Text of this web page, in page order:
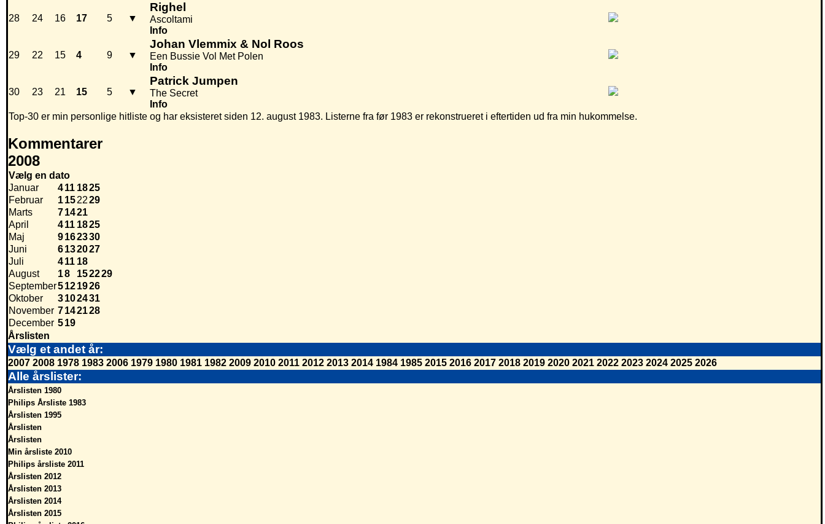
28 24 16 17 5 ▼
Righel
Ascoltami
Info
29 22 15 4 9 ▼
Johan Vlemmix & Nol Roos
Een Bussie Vol Met Polen
Info
30 23 21 15 5 ▼
Patrick Jumpen
The Secret
Info
Top-30 er min personlige hitliste og har eksisteret siden 12. august 1983. Listerne fra før 1983 er rekonstrueret i eftertiden ud fra min hukommelse.
Kommentarer
2008
Vælg en dato
Januar
411 1825
Februar
1152229
Marts
71421
April
411 1825
Maj
9162330
Juni
6132027
Juli
411 18
August
18 152229
September5121926
Oktober
3102431
November 7142128
December 519
Årslisten
Vælg et andet år:
2007 2008 1978 1983 2006 1979 1980 1981 1982 2009 2010 2011 2012 2013 2014 1984 1985 2015 2016 2017 2018 2019 2020 2021 2022 2023 2024 2025 2026
Alle årslister:
Årslisten 1980
Philips Årsliste 1983
Årslisten 1995
Årslisten
Årslisten
Min årsliste 2010
Philips årsliste 2011
Årslisten 2012
Årslisten 2013
Årslisten 2014
Årslisten 2015